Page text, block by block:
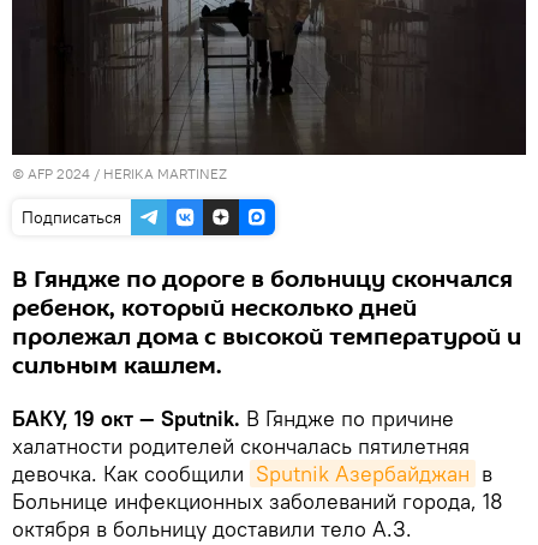
© AFP 2024 / HERIKA MARTINEZ
Подписаться
В Гяндже по дороге в больницу скончался
ребенок, который несколько дней
пролежал дома с высокой температурой и
сильным кашлем.
БАКУ, 19 окт — Sputnik. В Гяндже по причине
халатности родителей скончалась пятилетняя
девочка. Как сообщили Sputnik Азербайджан в
Больнице инфекционных заболеваний города, 18
октября в больницу доставили тело А.З.